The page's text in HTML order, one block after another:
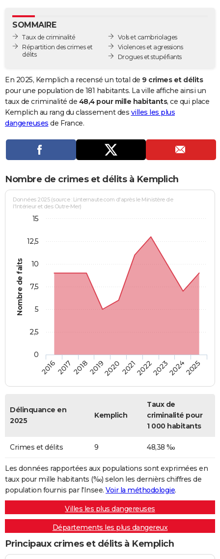
GUIDES D'ACHAT
BONS PLANS
Carte de Noël
Carte Bonne année
Carte Saint-Valentin
Carte Pâques
Carte d'anniversaire
DICTIONNAIRE
Dictionnaire
Biographies
Citations
Expressions
Proverbes
PROGRAMME TV
Se connecter
Entreprises
Service militaire
Avis de recherche
AVIS DE DÉCÈS
Bricolage
Lifestyle
Culture
Sport
Auto
Television
Voyage
Cinema
SOMMAIRE
Taux de criminalité
Répartition des crimes et
délits
Vols et cambriolages
Violences et agressions
Drogues et stupéfiants
En 2025, Kemplich a recensé un total de 9 crimes et délits
pour une population de 181 habitants. La ville affiche ainsi un
taux de criminalité de 48,4 pour mille habitants, ce qui place
Kemplich au rang du classement des villes les plus
dangereuses de France.
Nombre de crimes et délits à Kemplich
Nombre de faits
Données 2025 (source : Linternaute.com d'après le Ministère de
l'Intérieur et des Outre-Mer)
2016201720182019202020212022202320242025
0
2,5
5
7,5
10
12,5
15
Délinquance en
2025
Kemplich
Taux de
criminalité pour
1 000 habitants
Crimes et délits 9 48,38 ‰
Les données rapportées aux populations sont exprimées en
taux pour mille habitants (‰) selon les dernièrs chiffres de
population fournis par l'Insee. Voir la méthodologie.
Villes les plus dangereuses
Départements les plus dangereux
Principaux crimes et délits à Kemplich